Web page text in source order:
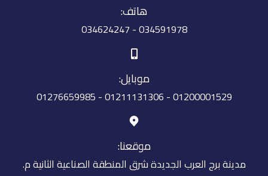
هاتف:
034591978 - 034624247
موبايل:
01200001529 - 01211131306 - 01276659985
موقعنا:
مدينة برج العرب الجديدة شرق المنطقة الصناعية الثانية م.